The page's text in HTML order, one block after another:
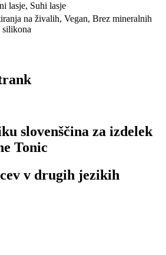
lasje, Suhi lasje
na živalih, Vegan, Brez mineralnih
slovenščina za izdelek
Tonic
v drugih jezikih